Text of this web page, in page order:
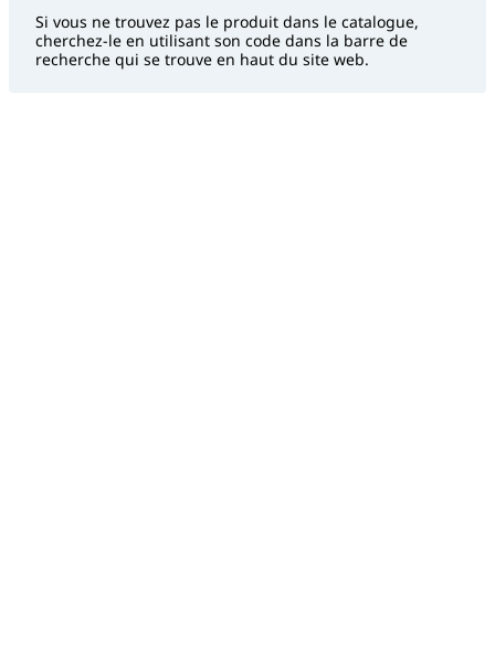
Si vous ne trouvez pas le produit dans le catalogue,
cherchez-le en utilisant son code dans la barre de
recherche qui se trouve en haut du site web.